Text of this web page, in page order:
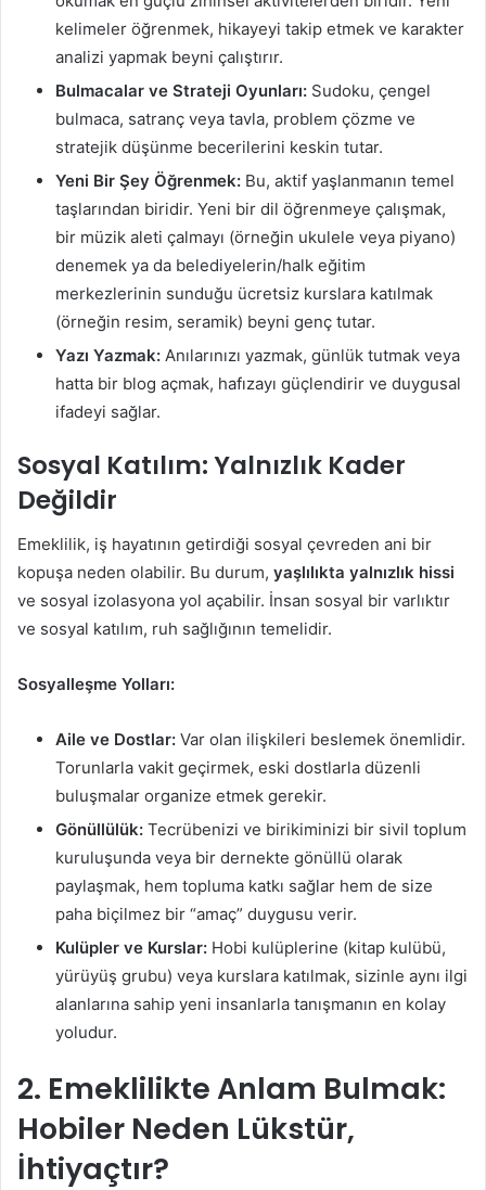
kelimeler öğrenmek, hikayeyi takip etmek ve karakter
analizi yapmak beyni çalıştırır.
Bulmacalar ve Strateji Oyunları: Sudoku, çengel
bulmaca, satranç veya tavla, problem çözme ve
stratejik düşünme becerilerini keskin tutar.
Yeni Bir Şey Öğrenmek: Bu, aktif yaşlanmanın temel
taşlarından biridir. Yeni bir dil öğrenmeye çalışmak,
bir müzik aleti çalmayı (örneğin ukulele veya piyano)
denemek ya da belediyelerin/halk eğitim
merkezlerinin sunduğu ücretsiz kurslara katılmak
(örneğin resim, seramik) beyni genç tutar.
Yazı Yazmak: Anılarınızı yazmak, günlük tutmak veya
hatta bir blog açmak, hafızayı güçlendirir ve duygusal
ifadeyi sağlar.
Sosyal Katılım: Yalnızlık Kader
Değildir
Emeklilik, iş hayatının getirdiği sosyal çevreden ani bir
kopuşa neden olabilir. Bu durum, yaşlılıkta yalnızlık hissi
ve sosyal izolasyona yol açabilir. İnsan sosyal bir varlıktır
ve sosyal katılım, ruh sağlığının temelidir.
Sosyalleşme Yolları:
Aile ve Dostlar: Var olan ilişkileri beslemek önemlidir.
Torunlarla vakit geçirmek, eski dostlarla düzenli
buluşmalar organize etmek gerekir.
Gönüllülük: Tecrübenizi ve birikiminizi bir sivil toplum
kuruluşunda veya bir dernekte gönüllü olarak
paylaşmak, hem topluma katkı sağlar hem de size
paha biçilmez bir “amaç” duygusu verir.
Kulüpler ve Kurslar: Hobi kulüplerine (kitap kulübü,
yürüyüş grubu) veya kurslara katılmak, sizinle aynı ilgi
alanlarına sahip yeni insanlarla tanışmanın en kolay
yoludur.
2. Emeklilikte Anlam Bulmak:
Hobiler Neden Lükstür,
İhtiyaçtır?